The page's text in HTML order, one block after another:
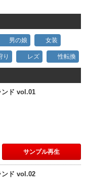
男の娘 女装
り レズ 性転換
ンド vol.01
サンプル再生
ンド vol.02